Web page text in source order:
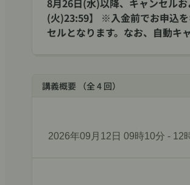
8月26日(水)以降、キャンセル
(火)23:59】 ※入金前でお申込
セルとなります。なお、自動キ
講義概要 （全 4 回）
2026年09月12日 09時10分 - 12